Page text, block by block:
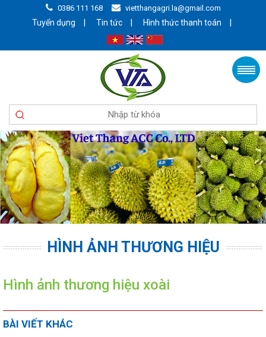
0386 111 168 vietthangagri.la@gmail.com
Tuyển dụng | Tin tức | Hình thức thanh toán |
HÌNH ẢNH THƯƠNG HIỆU
Hình ảnh thương hiệu xoài
BÀI VIẾT KHÁC